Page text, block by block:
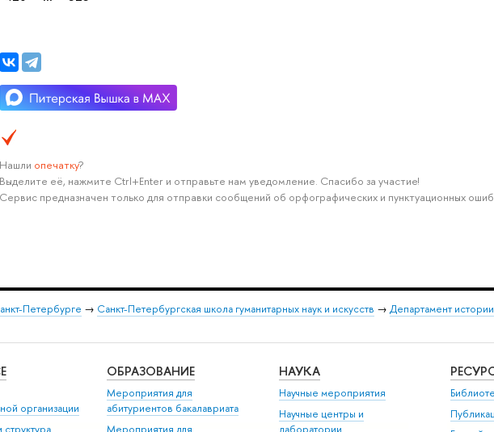
Нашли опечатку?
Выделите её, нажмите Ctrl+Enter и отправьте нам уведомление. Спасибо за участие!
Сервис предназначен только для отправки сообщений об орфографических и пунктуационных
Петербурге → Санкт-Петербургская школа гуманитарных наук и искусств → Департамент истории
организации
структура
ОБРАЗОВАНИЕ
Мероприятия для
абитуриентов бакалавриата
Мероприятия для
НАУКА
Научные мероприятия
Научные центры и
лаборатории